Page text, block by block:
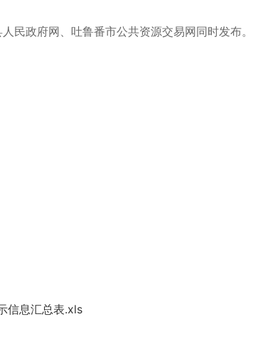
人民政府网 吐鲁番市公共资源交易网 同时发布。
信息汇总表.xls